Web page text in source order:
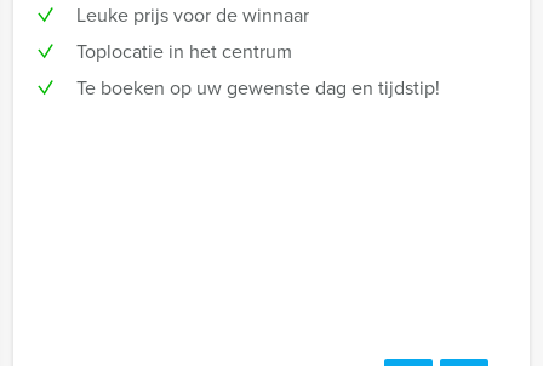
Leuke prijs voor de winnaar
Toplocatie in het centrum
Te boeken op uw gewenste dag en tijdstip!